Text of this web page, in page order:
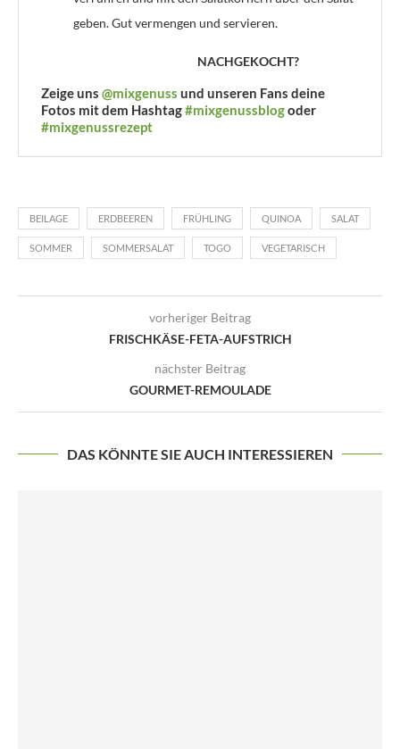
geben. Gut vermengen und servieren.
NACHGEKOCHT?
Zeige uns @mixgenuss und unseren Fans deine
Fotos mit dem Hashtag#mixgenussblogoder
#mixgenussrezept
BEILAGE ERDBEEREN FRÜHLING QUINOA SALAT
SOMMER SOMMERSALAT TOGO VEGETARISCH
vorheriger Beitrag
FRISCHKÄSE-FETA-AUFSTRICH
nächster Beitrag
GOURMET-REMOULADE
DAS KÖNNTE SIE AUCH INTERESSIEREN